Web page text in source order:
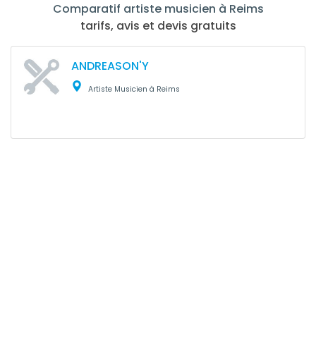
Comparatif artiste musicien à Reims
tarifs, avis et devis gratuits
ANDREASON'Y
Artiste Musicien à Reims